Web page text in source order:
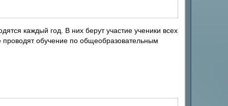
каждый год. В них берут участие ученики всех
проводят обучение по общеобразовательным